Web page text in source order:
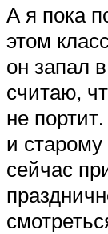
А я пока
этом
он запал
считаю,
не
и
сейчас